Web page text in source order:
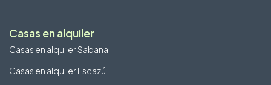
Casas en alquiler
Casas en alquiler Sabana
Casas en alquiler Escazú